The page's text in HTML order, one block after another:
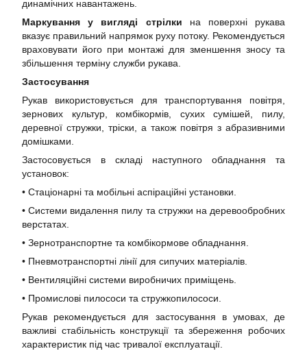
динамічних навантажень.
Маркування у вигляді стрілки на поверхні рукава
вказує правильний напрямок руху потоку. Рекомендується
враховувати його при монтажі для зменшення зносу та
збільшення терміну служби рукава.
Застосування
Рукав використовується для транспортування повітря,
зернових культур, комбікормів, сухих сумішей, пилу,
деревної стружки, тріски, а також повітря з абразивними
домішками.
Застосовується в складі наступного обладнання та
установок:
• Стаціонарні та мобільні аспіраційні установки.
• Системи видалення пилу та стружки на деревообробних
верстатах.
• Зернотранспортне та комбікормове обладнання.
• Пневмотранспортні лінії для сипучих матеріалів.
• Вентиляційні системи виробничих приміщень.
• Промислові пилососи та стружкопилососи.
Рукав рекомендується для застосування в умовах, де
важливі стабільність конструкції та збереження робочих
характеристик під час тривалої експлуатації.